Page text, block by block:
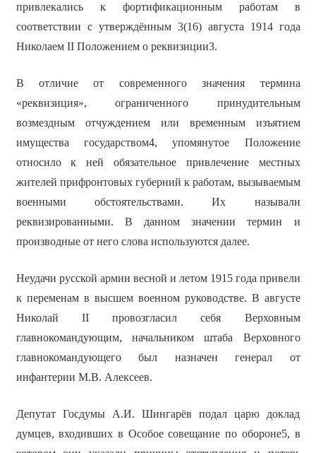
привлекались к фортификационным работам в
соответствии с утверждённым 3(16) августа 1914 года
Николаем II Положением о реквизиции3.
В отличие от современного значения термина
«реквизиция», ограниченного принудительным
возмездным отчуждением или временным изъятием
имущества государством4, упомянутое Положение
относило к ней обязательное привлечение местных
жителей прифронтовых губерний к работам, вызываемым
военными обстоятельствами. Их называли
реквизированными. В данном значении термин и
производные от него слова используются далее.
Неудачи русской армии весной и летом 1915 года привели
к переменам в высшем военном руководстве. В августе
Николай II провозгласил себя Верховным
главнокомандующим, начальником штаба Верховного
главнокомандующего был назначен генерал от
инфантерии М.В. Алексеев.
Депутат Госдумы А.И. Шингарёв подал царю доклад
думцев, входивших в Особое совещание по обороне5, в